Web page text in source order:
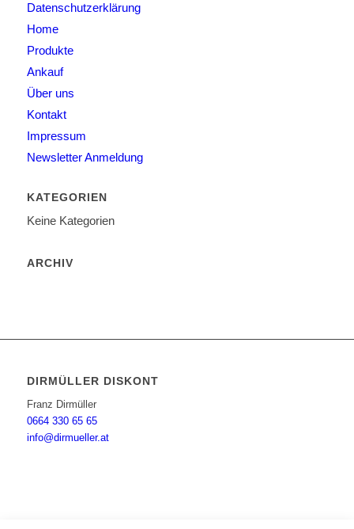
Datenschutzerklärung
Home
Produkte
Ankauf
Über uns
Kontakt
Impressum
Newsletter Anmeldung
KATEGORIEN
Keine Kategorien
ARCHIV
DIRMÜLLER DISKONT
Franz Dirmüller
0664 330 65 65
info@dirmueller.at